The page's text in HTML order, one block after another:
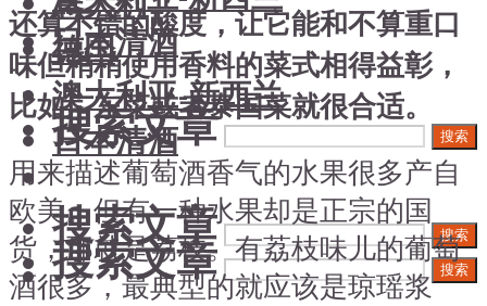
日本清酒
搜索文章 搜索
搜索文章 搜索
德国
澳大利亚-新西兰
日本清酒
搜索文章 搜索
还算不错的酸度，让它能和不算重口
味但稍稍使用香料的菜式相得益彰，
比如广东菜或者泰国菜就很合适。
用来描述葡萄酒香气的水果很多产自
欧美。但有一种水果却是正宗的国
货，那就是荔枝。有荔枝味儿的葡萄
酒很多，最典型的就应该是琼瑶浆